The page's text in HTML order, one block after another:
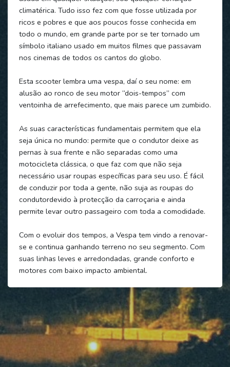
climatérica. Tudo isso fez com que fosse utilizada por
ricos e pobres e que aos poucos fosse conhecida em
todo o mundo, em grande parte por se ter tornado um
símbolo italiano usado em muitos filmes que passavam
nos cinemas de todos os cantos do globo.
Esta scooter lembra uma vespa, daí o seu nome: em
alusão ao ronco de seu motor “dois-tempos” com
ventoinha de arrefecimento, que mais parece um zumbido.
As suas características fundamentais permitem que ela
seja única no mundo: permite que o condutor deixe as
pernas à sua frente e não separadas como uma
motocicleta clássica, o que faz com que não seja
necessário usar roupas específicas para seu uso. É fácil
de conduzir por toda a gente, não suja as roupas do
condutordevido à protecção da carroçaria e ainda
permite levar outro passageiro com toda a comodidade.
Com o evoluir dos tempos, a Vespa tem vindo a renovar-
se e continua ganhando terreno no seu segmento. Com
suas linhas leves e arredondadas, grande conforto e
motores com baixo impacto ambiental.